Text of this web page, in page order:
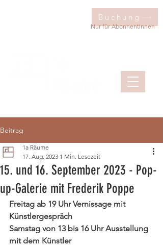
Buchung
Nur für AbonnentInnen
Beitrag
15. und 16. September 2023 - Pop-
up-Galerie mit Frederik Poppe
1a Räume
17. Aug. 2023 1 Min. Lesezeit
Freitag ab 19 Uhr Vernissage mit
Künstlergespräch
Samstag von 13 bis 16 Uhr Ausstellung
mit dem Künstler